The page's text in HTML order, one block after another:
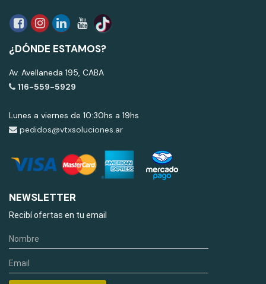
¿DÓNDE ESTAMOS?
Av. Avellaneda 195, CABA
116-559-5929
Lunes a viernes de 10:30hs a 19hs
pedidos@vtxsoluciones.ar
NEWSLETTER
Recibí ofertas en tu email